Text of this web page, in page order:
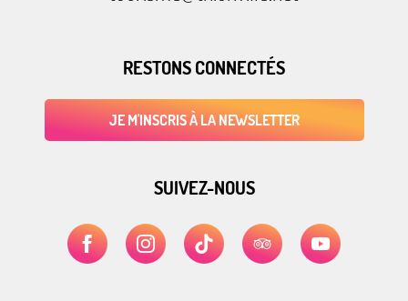
RESTONS CONNECTÉS
JE M'INSCRIS À LA NEWSLETTER
SUIVEZ-NOUS